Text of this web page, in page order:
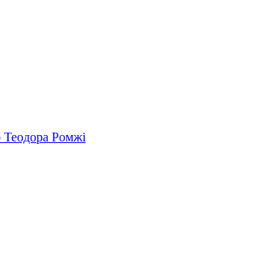
Теодора Ромжі